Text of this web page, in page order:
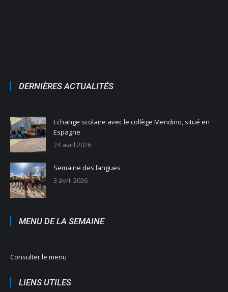
DERNIÈRES ACTUALITÉS
Echange scolaire avec le collège Mendino, situé en
Espagne
24 avril 2026
Semaine des langues
3 avril 2026
MENU DE LA SEMAINE
Consulter le menu
LIENS UTILES